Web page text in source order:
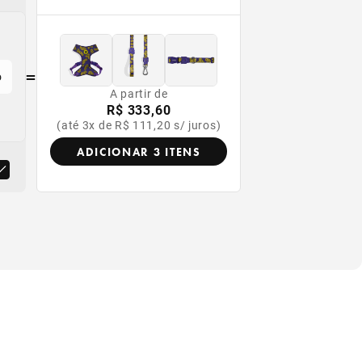
=
A partir de
R$ 333,60
(até 3x de R$ 111,20 s/ juros)
ADICIONAR 3 ITENS